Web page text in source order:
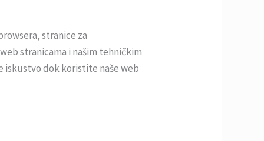
stranice za
stranicama i našim tehničkim
iskustvo dok koristite naše web